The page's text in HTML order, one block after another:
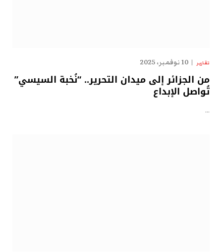
تقارير 10 نوفمبر، 2025
من الجزائر إلى ميدان التحرير.. “نُخبة السيسي”
تُواصل الإبداع
…